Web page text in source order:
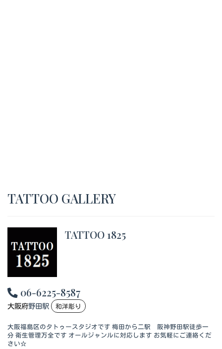
TATTOO GALLERY
TATTOO 1825
06-6225-8587
大阪府野田駅 和洋彫り
大阪福島区のタトゥースタジオです 梅田から二駅 阪神野田駅徒歩一
分 衛生管理万全です オールジャンルに対応します お気軽にご連絡くだ
さい☆